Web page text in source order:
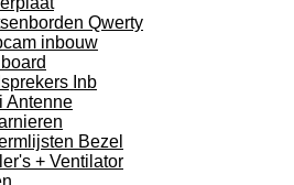
Qwerty
inbouw
Inb
Antenne
Bezel
+ Ventilator